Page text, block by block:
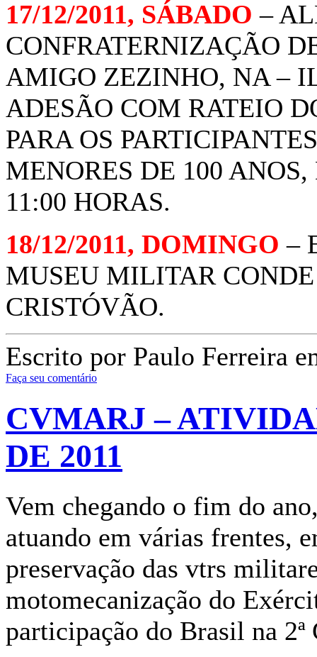
17/12/2011, SÁBADO –
CONFRATERNIZAÇÃO
AMIGO ZEZINHO, NA –
ADESÃO COM RATEIO
PARA OS
MENORES DE 100
11:00 HORAS.
18/12/2011, DOMINGO –
MUSEU MILITAR
CRISTÓVÃO.
Escrito por Paulo Ferreira
Faça seu comentário
CVMARJ –
DE 2011
Vem chegando o fim do
atuando em várias frentes,
preservação das vtrs
motomecanização do
participação do Brasil na